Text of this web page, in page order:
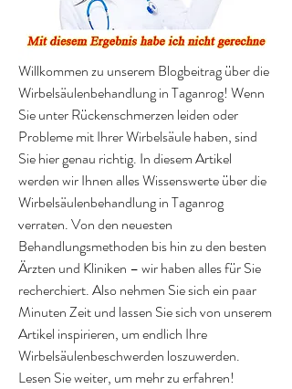
Willkommen zu unserem Blogbeitrag über die
Wirbelsäulenbehandlung in Taganrog! Wenn
Sie unter Rückenschmerzen leiden oder
Probleme mit Ihrer Wirbelsäule haben, sind
Sie hier genau richtig. In diesem Artikel
werden wir Ihnen alles Wissenswerte über die
Wirbelsäulenbehandlung in Taganrog
verraten. Von den neuesten
Behandlungsmethoden bis hin zu den besten
Ärzten und Kliniken – wir haben alles für Sie
recherchiert. Also nehmen Sie sich ein paar
Minuten Zeit und lassen Sie sich von unserem
Artikel inspirieren, um endlich Ihre
Wirbelsäulenbeschwerden loszuwerden.
Lesen Sie weiter, um mehr zu erfahren!